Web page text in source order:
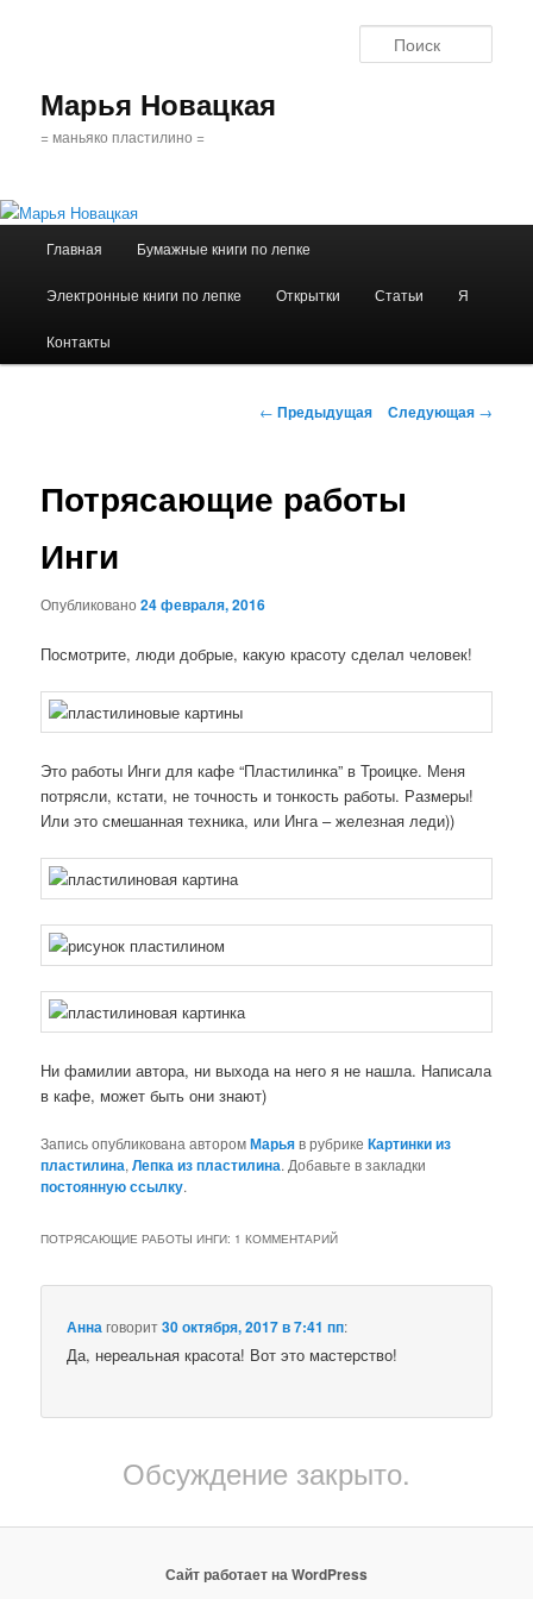
Марья Новацкая
= маньяко пластилино =
Перейти
к
основному
Главная Бумажные книги по лепке
Электронные книги по лепке Открытки Статьи Я
Контакты
Навигация
← Предыдущая Следующая →
Потрясающие работы
Инги
Опубликовано24 февраля, 2016
Посмотрите, люди добрые, какую красоту сделал человек!
Это работы Инги для кафе “Пластилинка” в Троицке. Меня
потрясли, кстати, не точность и тонкость работы. Размеры!
Или это смешанная техника, или Инга – железная леди))
Ни фамилии автора, ни выхода на него я не нашла. Написала
в кафе, может быть они знают)
Запись опубликована авторомМарьяв рубрикеКартинки из
пластилина,Лепка из пластилина. Добавьте в закладки
постоянную ссылку.
ПОТРЯСАЮЩИЕ РАБОТЫ ИНГИ: 1 КОММЕНТАРИЙ
Аннаговорит30 октября, 2017 в 7:41 пп:
Да, нереальная красота! Вот это мастерство!
Обсуждение закрыто.
Сайт работает на WordPress